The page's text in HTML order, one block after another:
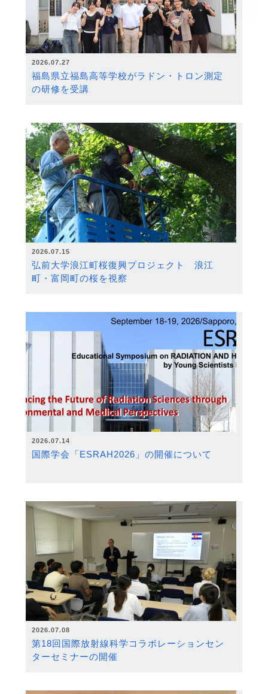
2026.07.27
福島県立福島高等学校がラドン・トロン測定
の研修を受講
2026.07.15
弘前大学浪江町桜復興プロジェクト 浪江
町・富岡町の桜を視察
2026.07.14
国際学会「ESRAH2026」の開催について
2026.07.08
第18回国際放射線科学コラボレーションセン
ターセミナーの開催